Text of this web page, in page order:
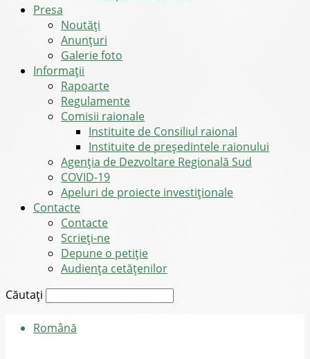
Presa
Noutăţi
Anunţuri
Galerie foto
Informații
Rapoarte
Regulamente
Comisii raionale
Instituite de Consiliul raional
Instituite de președintele raionului
Agenția de Dezvoltare Regională Sud
COVID-19
Apeluri de proiecte investiționale
Contacte
Contacte
Scrieți-ne
Depune o petiție
Audiența cetățenilor
Căutați
Română